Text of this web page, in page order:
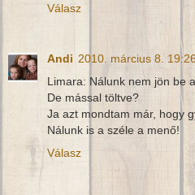
Válasz
Andi 2010. március 8. 19:26
Limara: Nálunk nem jön be
De mással töltve?
Ja azt mondtam már, hogy
Nálunk is a széle a menő!
Válasz